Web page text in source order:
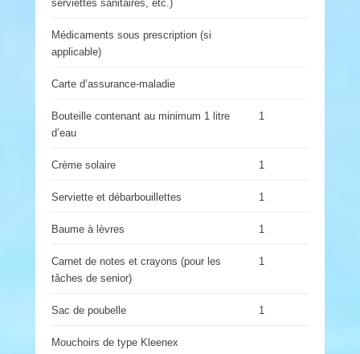
serviettes sanitaires, etc.)
Médicaments sous prescription (si
applicable)
Carte d’assurance-maladie
Bouteille contenant au minimum 1 litre
d’eau
1
Crème solaire 1
Serviette et débarbouillettes 1
Baume à lèvres 1
Carnet de notes et crayons (pour les
tâches de senior)
1
Sac de poubelle 1
Mouchoirs de type Kleenex